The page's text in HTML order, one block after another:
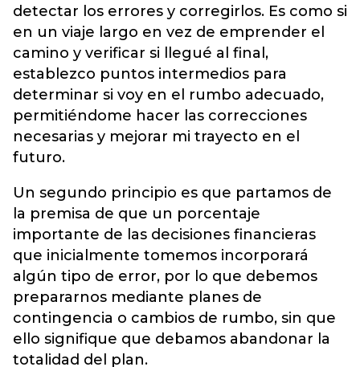
detectar los errores y corregirlos. Es como si
en un viaje largo en vez de emprender el
camino y verificar si llegué al final,
establezco puntos intermedios para
determinar si voy en el rumbo adecuado,
permitiéndome hacer las correcciones
necesarias y mejorar mi trayecto en el
futuro.
Un segundo principio es que partamos de
la premisa de que un porcentaje
importante de las decisiones financieras
que inicialmente tomemos incorporará
algún tipo de error, por lo que debemos
prepararnos mediante planes de
contingencia o cambios de rumbo, sin que
ello signifique que debamos abandonar la
totalidad del plan.